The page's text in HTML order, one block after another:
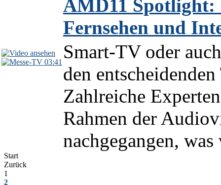
03:41
AMD11 Spotlight:
Fernsehen und
Smart-TV oder
den
Zahlreiche
Rahmen der
nachgegangen,
Start
Zurück
1
2